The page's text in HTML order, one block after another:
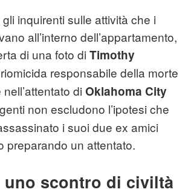
inquirenti sulle attività che i
all’interno dell’appartamento,
di una foto di Timothy
responsabile della morte
di Oklahoma City
non escludono l’ipotesi che
i suoi due ex amici
preparando un attentato.
uno scontro di civiltà